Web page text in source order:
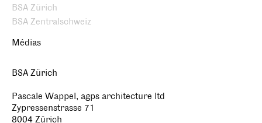
BSA Zürich
BSA Zentralschweiz
Médias
BSA Zürich
Pascale Wappel, agps architecture ltd
Zypressenstrasse 71
8004 Zürich